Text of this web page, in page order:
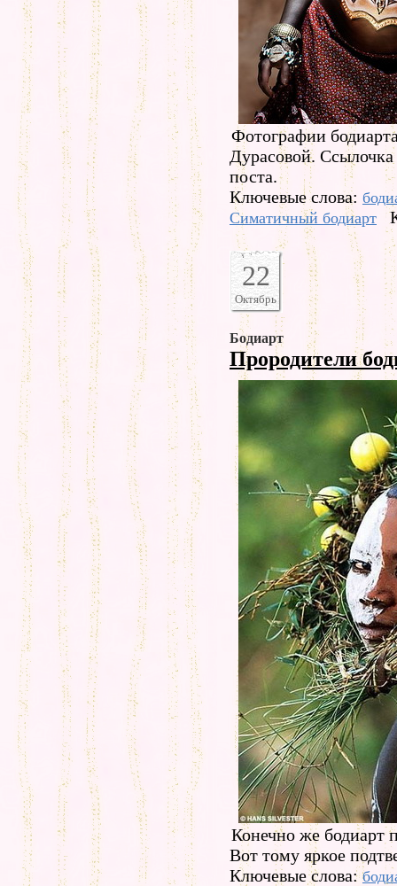
Фотографии
Дурасовой. Ссылочка
поста.
Ключевые слова:
Симатичный бодиарт
22
Октябрь
Бодиарт
Прородители
Конечно же бодиарт
Вот тому яркое
Ключевые слова: